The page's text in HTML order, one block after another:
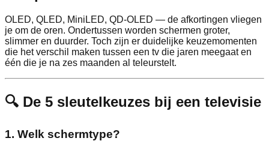
OLED, QLED, MiniLED, QD-OLED — de afkortingen vliegen
je om de oren. Ondertussen worden schermen groter,
slimmer en duurder. Toch zijn er duidelijke keuzemomenten
die het verschil maken tussen een tv die jaren meegaat en
één die je na zes maanden al teleurstelt.
🔍 De 5 sleutelkeuzes bij een televisie
1. Welk schermtype?